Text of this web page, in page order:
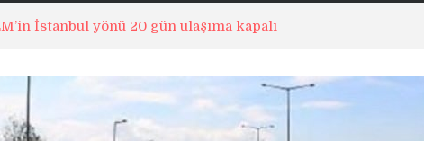
İstanbul yönü 20 gün ulaşıma kapalı